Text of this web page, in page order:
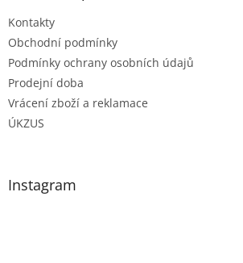
Kontakty
Obchodní podmínky
Podmínky ochrany osobních údajů
Prodejní doba
Vrácení zboží a reklamace
ÚKZUS
Instagram